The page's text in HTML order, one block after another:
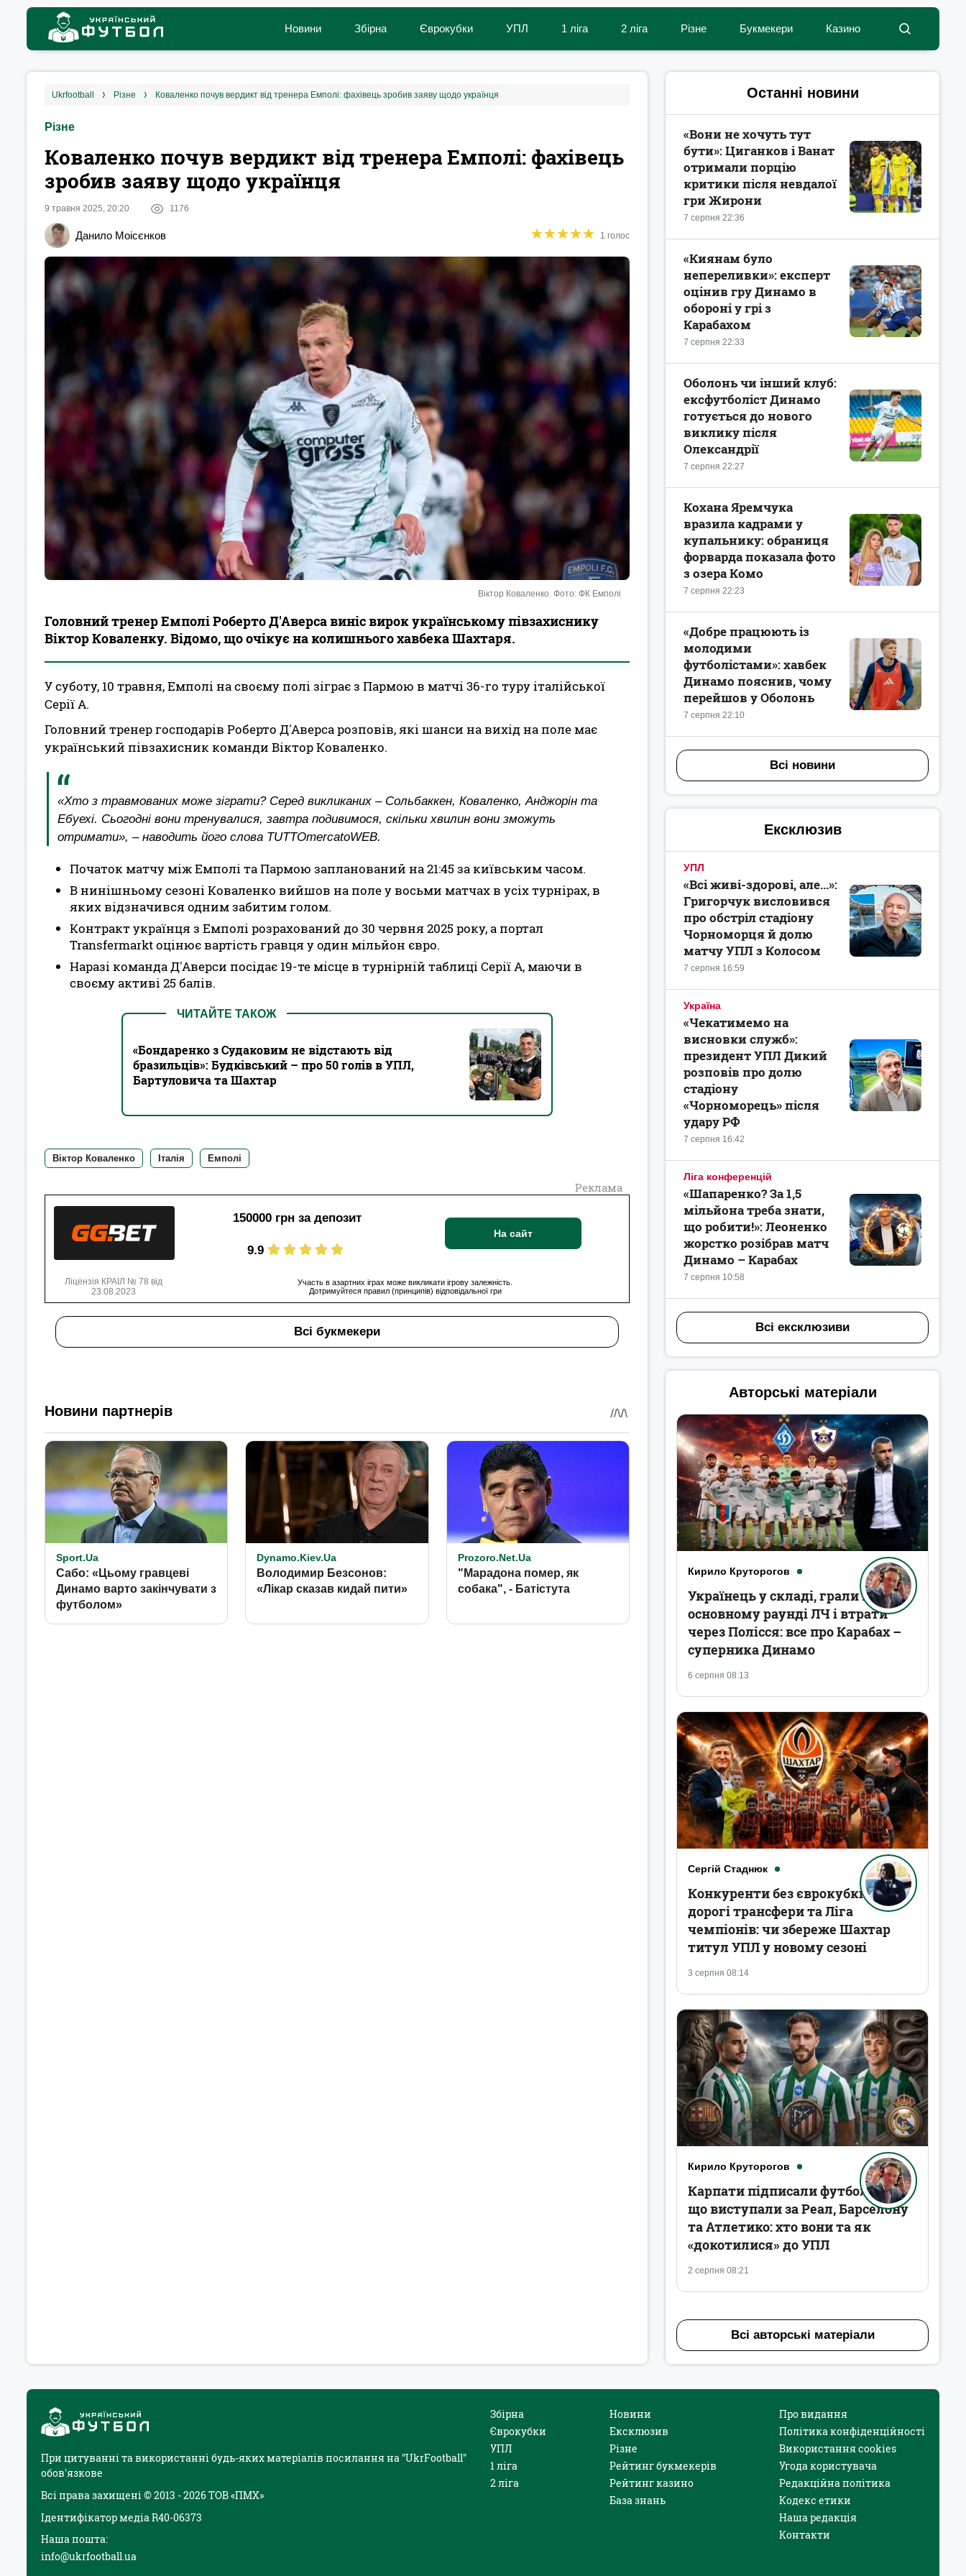
Новини Збірна Єврокубки УПЛ 1 ліга 2 ліга Різне Букмекери Казино
ukrfootball різне Коваленко почув вердикт від тренера Емполі: фахівець зробив заяву щодо українця
Різне
Коваленко почув вердикт від тренера Емполі: фахівець
зробив заяву щодо українця
9 травня 2025, 20:20 1176
Данило Моісєнков ★★★★★
★★★★★ 1 голос
Віктор Коваленко. Фото: ФК Емполі
Головний тренер Емполі Роберто Д'Аверса виніс вирок українському півзахиснику
Віктор Коваленку. Відомо, що очікує на колишнього хавбека Шахтаря.
У суботу, 10 травня, Емполі на своєму полі зіграє з Пармою в матчі 36-го туру італійської
Серії А.
Головний тренер господарів Роберто Д'Аверса розповів, які шанси на вихід на поле має
український півзахисник команди Віктор Коваленко.
«Хто з травмованих може зіграти? Серед викликаних – Сольбаккен, Коваленко, Анджорін та
Ебуехі. Сьогодні вони тренувалися, завтра подивимося, скільки хвилин вони зможуть
отримати», – наводить його слова TUTTOmercatoWEB.
Початок матчу між Емполі та Пармою запланований на 21:45 за київським часом.
В нинішньому сезоні Коваленко вийшов на поле у восьми матчах в усіх турнірах, в
яких відзначився одним забитим голом.
Контракт українця з Емполі розрахований до 30 червня 2025 року, а портал
Transfermarkt оцінює вартість гравця у один мільйон євро.
Наразі команда Д'Аверси посідає 19-те місце в турнірній таблиці Серії А, маючи в
своєму активі 25 балів.
ЧИТАЙТЕ ТАКОЖ
«Бондаренко з Судаковим не відстають від
бразильців»: Будківський – про 50 голів в УПЛ,
Бартуловича та Шахтар
Віктор Коваленко Італія Емполі
Реклама
150000 грн за депозит
9.9
На сайт
Ліцензія КРАІЛ № 78 від
23.08.2023
Участь в азартних іграх може викликати ігрову залежність.
Дотримуйтеся правил (принципів) відповідальної гри
Всі букмекери
Останні новини
7 серпня 22:36
«Вони не хочуть тут
бути»: Циганков і Ванат
отримали порцію
критики після невдалої
гри Жирони
7 серпня 22:33
«Киянам було
непереливки»: експерт
оцінив гру Динамо в
обороні у грі з
Карабахом
7 серпня 22:27
Оболонь чи інший клуб:
ексфутболіст Динамо
готується до нового
виклику після
Олександрії
7 серпня 22:23
Кохана Яремчука
вразила кадрами у
купальнику: обраниця
форварда показала фото
з озера Комо
7 серпня 22:10
«Добре працюють із
молодими
футболістами»: хавбек
Динамо пояснив, чому
перейшов у Оболонь
Всі новини
Ексклюзив
УПЛ
7 серпня 16:59
«Всі живі-здорові, але...»:
Григорчук висловився
про обстріл стадіону
Чорноморця й долю
матчу УПЛ з Колосом
Україна
7 серпня 16:42
«Чекатимемо на
висновки служб»:
президент УПЛ Дикий
розповів про долю
стадіону
«Чорноморець» після
удару РФ
Ліга конференцій
7 серпня 10:58
«Шапаренко? За 1,5
мільйона треба знати,
що робити!»: Леоненко
жорстко розібрав матч
Динамо – Карабах
Всі ексклюзиви
Авторські матеріали
Кирило Круторогов
6 серпня 08:13
Українець у складі, грали в
основному раунді ЛЧ і втрати
через Полісся: все про Карабах –
суперника Динамо
Сергій Стаднюк
3 серпня 08:14
Конкуренти без єврокубків,
дорогі трансфери та Ліга
чемпіонів: чи збереже Шахтар
титул УПЛ у новому сезоні
Кирило Круторогов
2 серпня 08:21
Карпати підписали футболістів,
що виступали за Реал, Барселону
та Атлетико: хто вони та як
«докотилися» до УПЛ
Всі авторські матеріали
При цитуванні та використанні будь-яких матеріалів посилання на "UkrFootball"
обов'язкове
Всі права захищені © 2013 - 2026 ТОВ «ПМХ»
Ідентифікатор медіа R40-06373
Наша пошта:
info@ukrfootball.ua
Збірна
Єврокубки
УПЛ
1 ліга
2 ліга
Новини
Ексклюзив
Різне
Рейтинг букмекерів
Рейтинг казино
База знань
Про видання
Політика конфіденційності
Використання cookies
Угода користувача
Редакційна політика
Кодекс етики
Наша редакція
Контакти